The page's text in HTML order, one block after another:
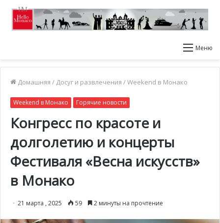
Меню
Домашняя / Досуг и развлечения /Weekend в Монако
Weekend в Монако Горячие новости
Конгресс по красоте и
долголетию и концерты
Фестиваля «Весна искусств»
в Монако
21 марта , 2025 59 2 минуты на прочтение